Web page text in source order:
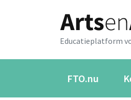
Educatieplatform
FTO.nu